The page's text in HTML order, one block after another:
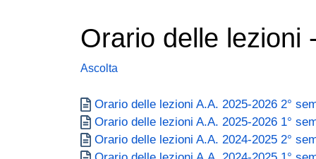
Orario delle lezioni
Ascolta
Documento
Orario delle lezioni A.A. 2025-2026 2°
Documento
Orario delle lezioni A.A. 2025-2026 1°
Documento
Orario delle lezioni A.A. 2024-2025 2°